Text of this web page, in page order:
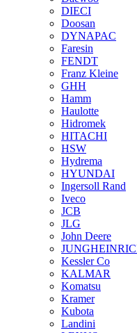
DIECI
Doosan
DYNAPAC
Faresin
FENDT
Franz Kleine
GHH
Hamm
Haulotte
Hidromek
HITACHI
HSW
Hydrema
HYUNDAI
Ingersoll Rand
Iveco
JCB
JLG
John Deere
Kessler Co
KALMAR
Komatsu
Kramer
Kubota
Landini